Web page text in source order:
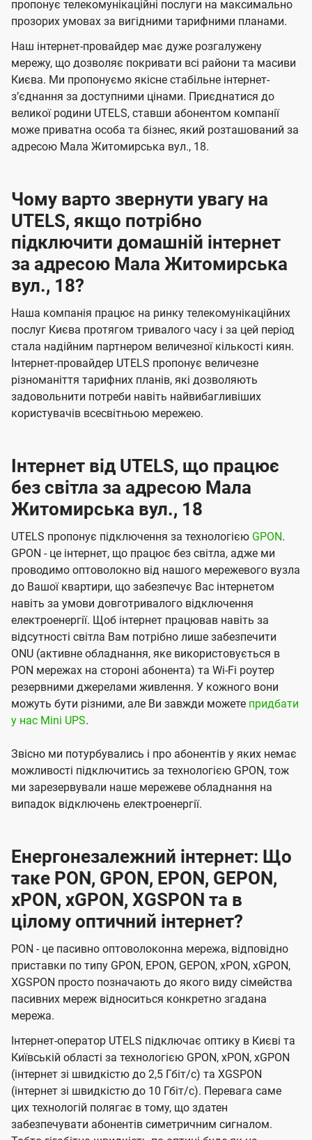
ї
U
t
e
l
s
а
ч
е
н
н
я
а
ч
е
н
н
я
пропонує телекомунікаційні послуги на максимально
прозорих умовах за вигідними тарифними планами.
Наш інтернет-провайдер має дуже розгалужену
мережу, що дозволяє покривати всі райони та масиви
Києва. Ми пропонуємо якісне стабільне інтернет-
зʼєднання за доступними цінами. Приєднатися до
великої родини UTELS, ставши абонентом компанії
може приватна особа та бізнес, який розташований за
адресою Мала Житомирська вул., 18.
Чому варто звернути увагу на
UTELS, якщо потрібно
підключити домашній інтернет
за адресою Мала Житомирська
вул., 18?
Наша компанія працює на ринку телекомунікаційних
послуг Києва протягом тривалого часу і за цей період
стала надійним партнером величезної кількості киян.
Інтернет-провайдер UTELS пропонує величезне
різноманіття тарифних планів, які дозволяють
задовольнити потреби навіть найвибагливіших
користувачів всесвітньою мережею.
Інтернет від UTELS, що працює
без світла за адресою Мала
Житомирська вул., 18
UTELS пропонує підключення за технологією GPON.
GPON - це інтернет, що працює без світла, адже ми
проводимо оптоволокно від нашого мережевого вузла
до Вашої квартири, що забезпечує Вас інтернетом
навіть за умови довготривалого відключення
електроенергії. Щоб інтернет працював навіть за
відсутності світла Вам потрібно лише забезпечити
ONU (активне обладнання, яке використовується в
PON мережах на стороні абонента) та Wi-Fi роутер
резервними джерелами живлення. У кожного вони
можуть бути різними, але Ви завжди можете придбати
у нас Mini UPS.
Звісно ми потурбувались і про абонентів у яких немає
можливості підключитись за технологією GPON, тож
ми зарезервували наше мережеве обладнання на
випадок відключень електроенергії.
Енергонезалежний інтернет: Що
таке PON, GPON, EPON, GEPON,
xPON, xGPON, XGSPON та в
цілому оптичний інтернет?
PON - це пасивно оптоволоконна мережа, відповідно
приставки по типу GPON, EPON, GEPON, xPON, xGPON,
XGSPON просто позначають до якого виду сімейства
пасивних мереж відноситься конкретно згадана
мережа.
Інтернет-оператор UTELS підключає оптику в Києві та
Київській області за технологією GPON, xPON, xGPON
(інтернет зі швидкістю до 2,5 Гбіт/с) та XGSPON
(інтернет зі швидкістю до 10 Гбіт/с). Перевага саме
цих технологій полягає в тому, що здатен
забезпечувати абонентів симетричним сигналом.